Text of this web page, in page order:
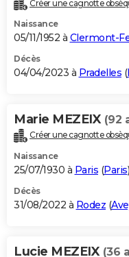
Créer une cagnotte
Naissance
05/11/1952 à Clermont-
Décès
04/04/2023 à Pradelles (
Marie MEZEIX (92
Créer une cagnotte
Naissance
25/07/1930 à Paris (Paris)
Décès
31/08/2022 à Rodez (
Lucie MEZEIX (36